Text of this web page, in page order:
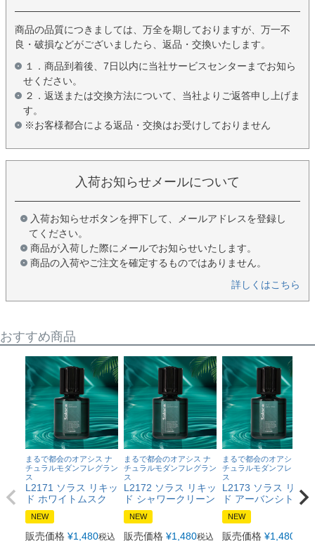
商品の品質につきましては、万全を期しておりますが、万一不
良・破損などがございましたら、返品・交換いたします。
１．商品到着後、7日以内に当社サービスセンターまでお知ら
せください。
２．返送または交換方法について、当社よりご返答申し上げま
す。
※お客様都合による返品・交換はお受けしておりません
入荷お知らせメールについて
入荷お知らせボタンを押下して、メールアドレスを登録し
てください。
商品が入荷した際にメールでお知らせいたします。
商品の入荷やご注文を確定するものではありません。
詳しくはこちら
おすすめ商品
まるで都会のオアシス ナ
チュラルモダンフレグラン
ス
L2171 ソラス リキッ
ド ホワイトムスク
NEW
販売価格 ¥1,480税込
まるで都会のオアシス ナ
チュラルモダンフレグラン
ス
L2172 ソラス リキッ
ド シャワークリーン
NEW
販売価格 ¥1,480税込
まるで都会のオアシス ナ
チュラルモダンフレグラン
ス
L2173 ソラス リキッ
ド アーバンシトラス
NEW
販売価格 ¥1,480